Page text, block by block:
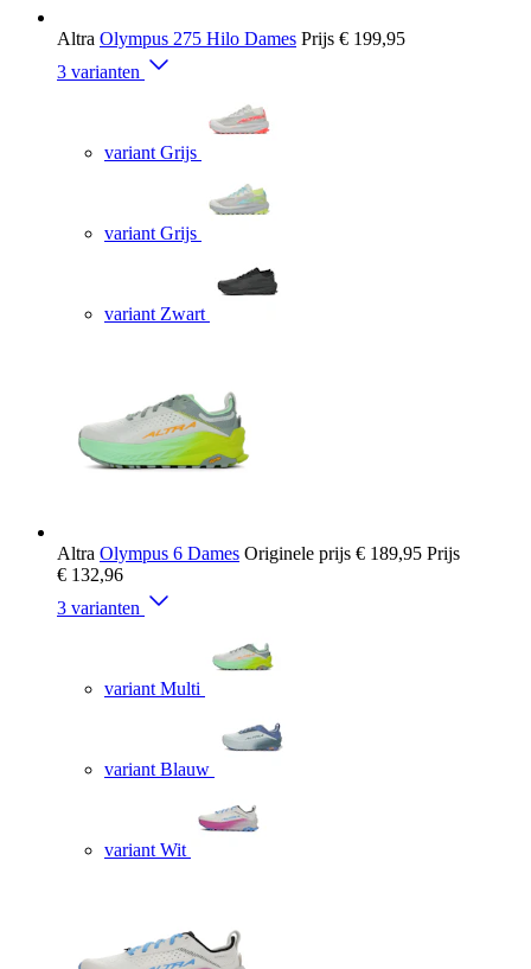
Altra Olympus 275 Hilo Dames Prijs € 199,95
3 varianten
variant Grijs
variant Grijs
variant Zwart
Altra Olympus 6 Dames Originele prijs € 189,95 Prijs
€ 132,96
3 varianten
variant Multi
variant Blauw
variant Wit